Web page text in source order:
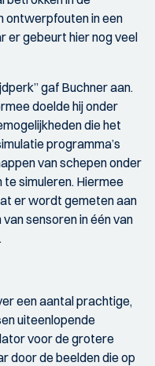
ontwerpfouten in een
er gebeurt hier nog veel
gaf Buchner aan.
doelde hij onder
die het
programma’s
van schepen onder
simuleren. Hiermee
er wordt gemeten aan
sensoren in één van
een aantal prachtige,
uiteenlopende
voor de grotere
door de beelden die op